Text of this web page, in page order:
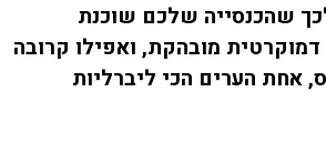
שהכנסייה שלכם שוכנת
דמוקרטית מובהקת, ואפילו קרובה
אחת הערים הכי ליברליות